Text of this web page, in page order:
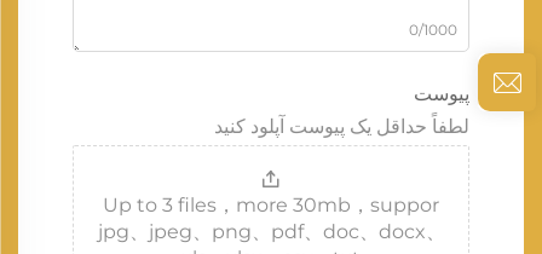
0/1000
پیوست
لطفاً حداقل یک پیوست آپلود کنید
Up to 3 files，more 30mb，suppor
jpg、jpeg、png、pdf、doc、docx、